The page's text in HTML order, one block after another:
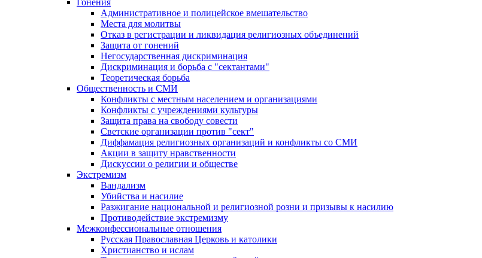
Гонения
Административное и полицейское вмешательство
Места для молитвы
Отказ в регистрации и ликвидация религиозных объединений
Защита от гонений
Негосударственная дискриминация
Дискриминация и борьба с "сектантами"
Теоретическая борьба
Общественность и СМИ
Конфликты с местным населением и организациями
Конфликты с учреждениями культуры
Защита права на свободу совести
Светские организации против "сект"
Диффамация религиозных организаций и конфликты со СМИ
Акции в защиту нравственности
Дискуссии о религии и обществе
Экстремизм
Вандализм
Убийства и насилие
Разжигание национальной и религиозной розни и призывы к насилию
Противодействие экстремизму
Межконфессиональные отношения
Русская Православная Церковь и католики
Христианство и ислам